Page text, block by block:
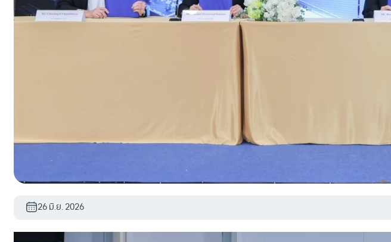
26 มิ.ย. 2026